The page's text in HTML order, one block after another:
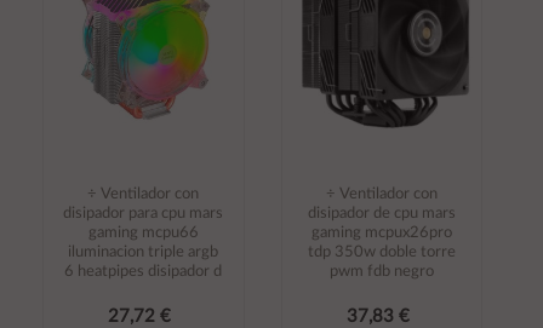
÷ Ventilador con
disipador para cpu mars
gaming mcpu66
iluminacion triple argb
6 heatpipes disipador d
27,72 €
÷ Ventilador con
disipador de cpu mars
gaming mcpux26pro
tdp 350w doble torre
pwm fdb negro
37,83 €